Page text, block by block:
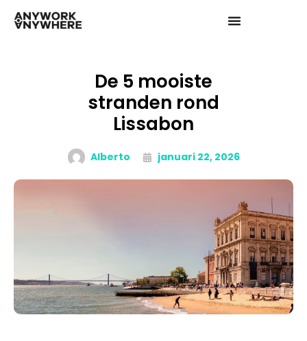
De 5 mooiste
stranden rond
Lissabon
Alberto januari 22, 2026